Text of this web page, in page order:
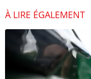
À LIRE ÉGALEMENT